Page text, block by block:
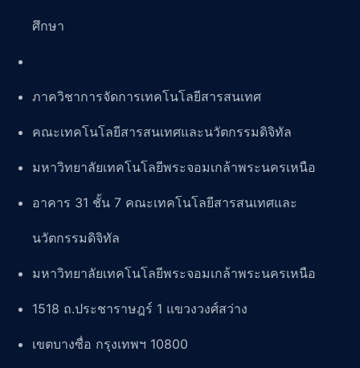
ศึกษา
ภาควิชาการจัดการเทคโนโลยีสารสนเทศ
คณะเทคโนโลยีสารสนเทศและนวัตกรรมดิจิทัล
มหาวิทยาลัยเทคโนโลยีพระจอมเกล้าพระนครเหนือ
อาคาร 31 ชั้น 7 คณะเทคโนโลยีสารสนเทศและ
นวัตกรรมดิจิทัล
มหาวิทยาลัยเทคโนโลยีพระจอมเกล้าพระนครเหนือ
1518 ถ.ประชาราษฎร์ 1 แขวงวงศ์สว่าง
เขตบางซื่อ กรุงเทพฯ 10800